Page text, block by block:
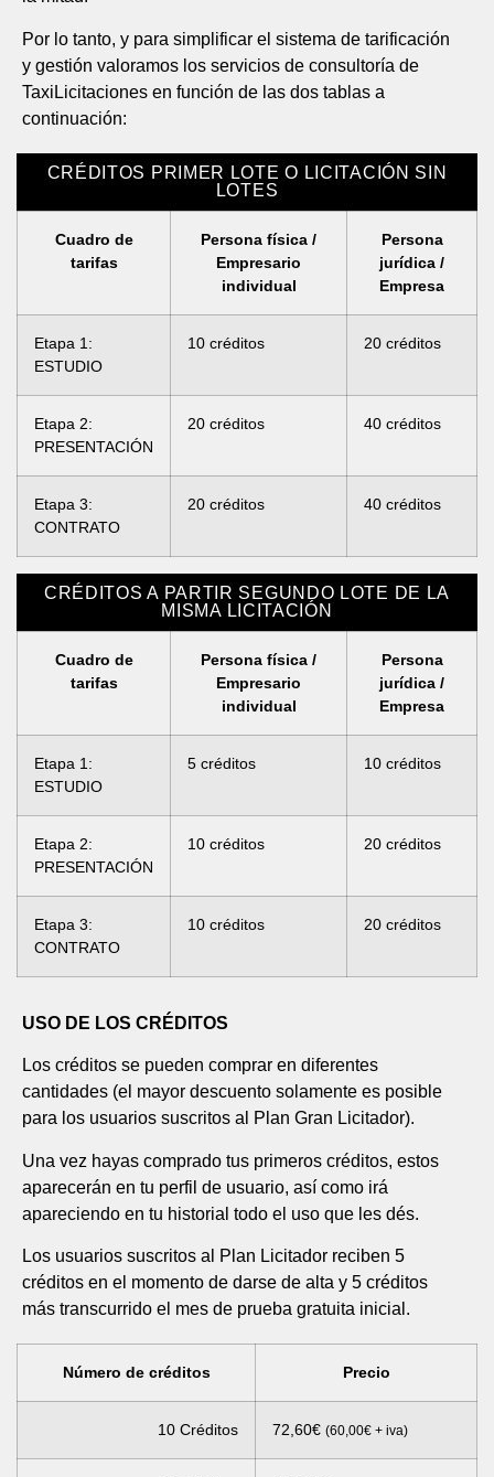
Por lo tanto, y para simplificar el sistema de tarificación
y gestión valoramos los servicios de consultoría de
TaxiLicitaciones en función de las dos tablas a
continuación:
CRÉDITOS PRIMER LOTE O LICITACIÓN SIN
LOTES
Cuadro de
tarifas
Persona física /
Empresario
individual
Persona
jurídica /
Empresa
Etapa 1:
ESTUDIO
10 créditos 20 créditos
Etapa 2:
PRESENTACIÓN
20 créditos 40 créditos
Etapa 3:
CONTRATO
20 créditos 40 créditos
CRÉDITOS A PARTIR SEGUNDO LOTE DE LA
MISMA LICITACIÓN
Cuadro de
tarifas
Persona física /
Empresario
individual
Persona
jurídica /
Empresa
Etapa 1:
ESTUDIO
5 créditos 10 créditos
Etapa 2:
PRESENTACIÓN
10 créditos 20 créditos
Etapa 3:
CONTRATO
10 créditos 20 créditos
USO DE LOS CRÉDITOS
Los créditos se pueden comprar en diferentes
cantidades (el mayor descuento solamente es posible
para los usuarios suscritos al Plan Gran Licitador).
Una vez hayas comprado tus primeros créditos, estos
aparecerán en tu perfil de usuario, así como irá
apareciendo en tu historial todo el uso que les dés.
Los usuarios suscritos al Plan Licitador reciben 5
créditos en el momento de darse de alta y 5 créditos
más transcurrido el mes de prueba gratuita inicial.
Número de créditos Precio
10 Créditos 72,60€ (60,00€ + iva)